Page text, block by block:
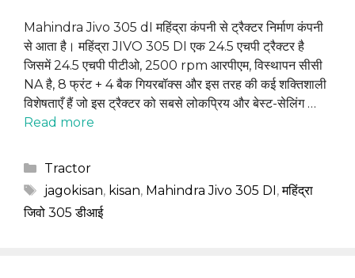
Mahindra Jivo 305 dI महिंद्रा कंपनी से ट्रैक्टर निर्माण कंपनी
से आता है। महिंद्रा JIVO 305 DI एक 24.5 एचपी ट्रैक्टर है
जिसमें 24.5 एचपी पीटीओ, 2500 rpm आरपीएम, विस्थापन सीसी
NA है, 8 फ्रंट + 4 बैक गियरबॉक्स और इस तरह की कई शक्तिशाली
विशेषताएँ हैं जो इस ट्रैक्टर को सबसे लोकप्रिय और बेस्ट-सेलिंग …
Read more
Categories
Tractor
Tags
jagokisan, kisan, Mahindra Jivo 305 DI,महिंद्रा
जिवो 305 डीआई